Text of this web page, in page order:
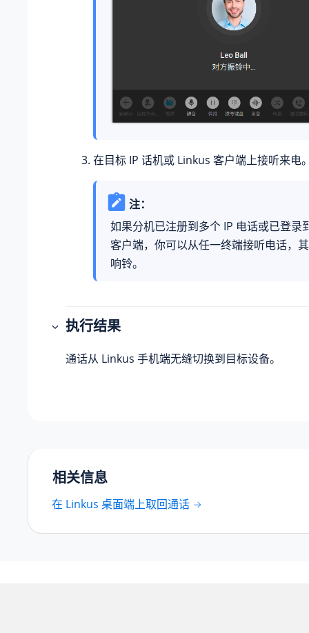
在目标 IP 话机或 Linkus 客户端上接听来电
注：
如果分机已注册到多个 IP 电话或已登录
客户端，你可以从任一终端接听电话，
响铃。
执行结果
通话从 Linkus 手机端无缝切换到目标设备。
相关信息
在 Linkus 桌面端上取回通话